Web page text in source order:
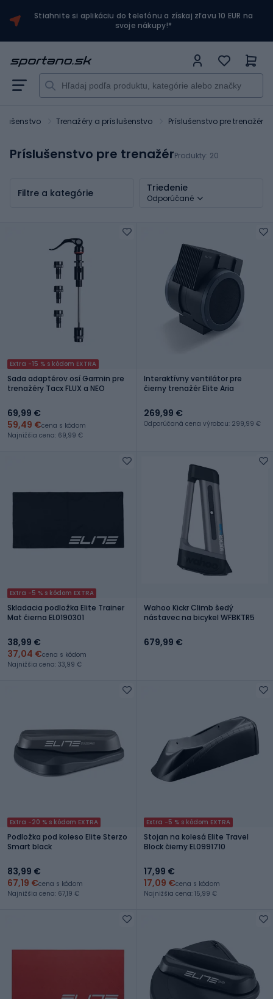
Stiahnite si aplikáciu do telefónu a získaj zľavu 10 EUR na
svoje nákupy!*
Trenažéry a príslušenstvo Príslušenstvo pre trenažér
Príslušenstvo pre trenažérProdukty: 20
Filtre a kategórie Triedenie
Odporúčané
Extra -15 % s kódom EXTRA
Sada adaptérov osí Garmin pre
trenažéry Tacx FLUX a NEO
69,99 €
59,49 €cena s kódom
Najnižšia cena: 69,99 €
Interaktívny ventilátor pre
čierny trenažér Elite Aria
269,99 €
Odporúčaná cena výrobcu: 299,99 €
Extra -5 % s kódom EXTRA
Skladacia podložka Elite Trainer
Mat čierna EL0190301
38,99 €
37,04 €cena s kódom
Najnižšia cena: 33,99 €
Wahoo Kickr Climb šedý
nástavec na bicykel WFBKTR5
679,99 €
Extra -20 % s kódom EXTRA
Podložka pod koleso Elite Sterzo
Smart black
83,99 €
67,19 €cena s kódom
Najnižšia cena: 67,19 €
Extra -5 % s kódom EXTRA
Stojan na kolesá Elite Travel
Block čierny EL0991710
17,99 €
17,09 €cena s kódom
Najnižšia cena: 15,99 €